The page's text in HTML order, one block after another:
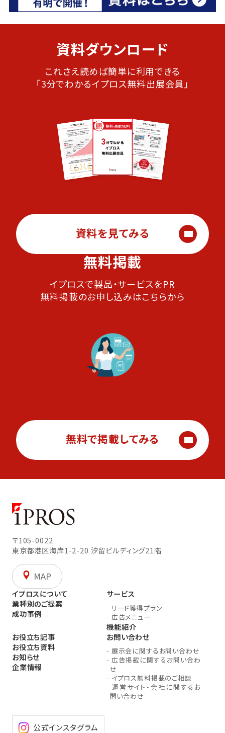
資料ダウンロード
これさえ読めば簡単に利用できる
「3分でわかるイプロス無料出展会員」
資料を見てみる
無料掲載
イプロスで製品・サービスをPR
無料掲載のお申し込みはこちらから
無料で掲載してみる
〒105-0022
東京都港区海岸1-2-20 汐留ビルディング21階
MAP
イプロスについて
業種別のご提案
成功事例
サービス
- リード獲得プラン
- 広告メニュー
機能紹介
お役立ち記事
お役立ち資料
お知らせ
企業情報
お問い合わせ
- 展示会に関するお問い合わせ
- 広告掲載に関するお問い合わ
せ
- イプロス無料掲載のご相談
- 運営サイト・会社に関するお
問い合わせ
公式インスタグラム